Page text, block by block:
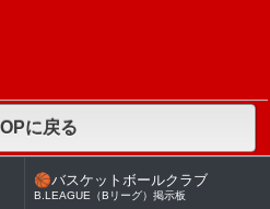
に戻る
🏀バスケットボールクラブ
B.LEAGUE（Bリーグ）掲示板